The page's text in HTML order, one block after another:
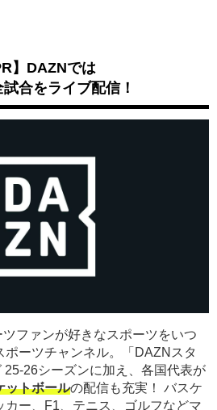
】DAZNでは
合をライブ配信！
ツファンが好きなスポーツをいつ
ポーツチャンネル。「DAZNスタ
25-26シーズンに加え、各国代表が
ットボールの配信も充実！ バスケ
カー、F1、テニス、ゴルフなどマ